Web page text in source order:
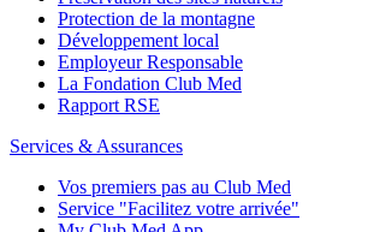
Protection de la montagne
Développement local
Employeur Responsable
La Fondation Club Med
Rapport RSE
Services & Assurances
Vos premiers pas au Club Med
Service "Facilitez votre arrivée"